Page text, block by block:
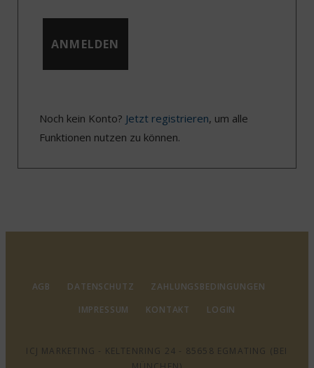
Noch kein Konto? Jetzt registrieren, um alle
Funktionen nutzen zu können.
AGB DATENSCHUTZ
ZAHLUNGSBEDINGUNGEN
IMPRESSUM
KONTAKT LOGIN
ICJ MARKETING - KELTENRING 24 - 85658 EGMATING (BEI